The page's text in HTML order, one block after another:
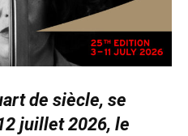
de siècle, se
juillet 2026, le